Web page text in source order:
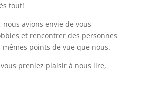
tout!
nous avions envie de vous
et rencontrer des personnes
points de vue que nous.
preniez plaisir à nous lire,